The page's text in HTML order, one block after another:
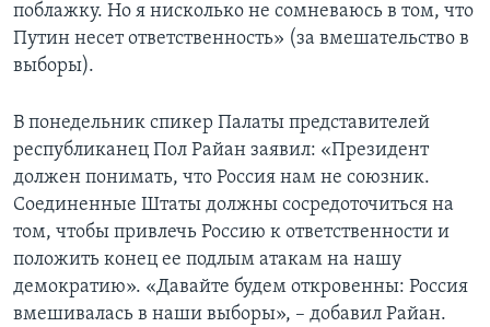
поблажку. Но я нисколько не сомневаюсь в том, что
Путин несет ответственность» (за вмешательство в
выборы).
В понедельник спикер Палаты представителей
республиканец Пол Райан заявил: «Президент
должен понимать, что Россия нам не союзник.
Соединенные Штаты должны сосредоточиться на
том, чтобы привлечь Россию к ответственности и
положить конец ее подлым атакам на нашу
демократию». «Давайте будем откровенны: Россия
вмешивалась в наши выборы», – добавил Райан.